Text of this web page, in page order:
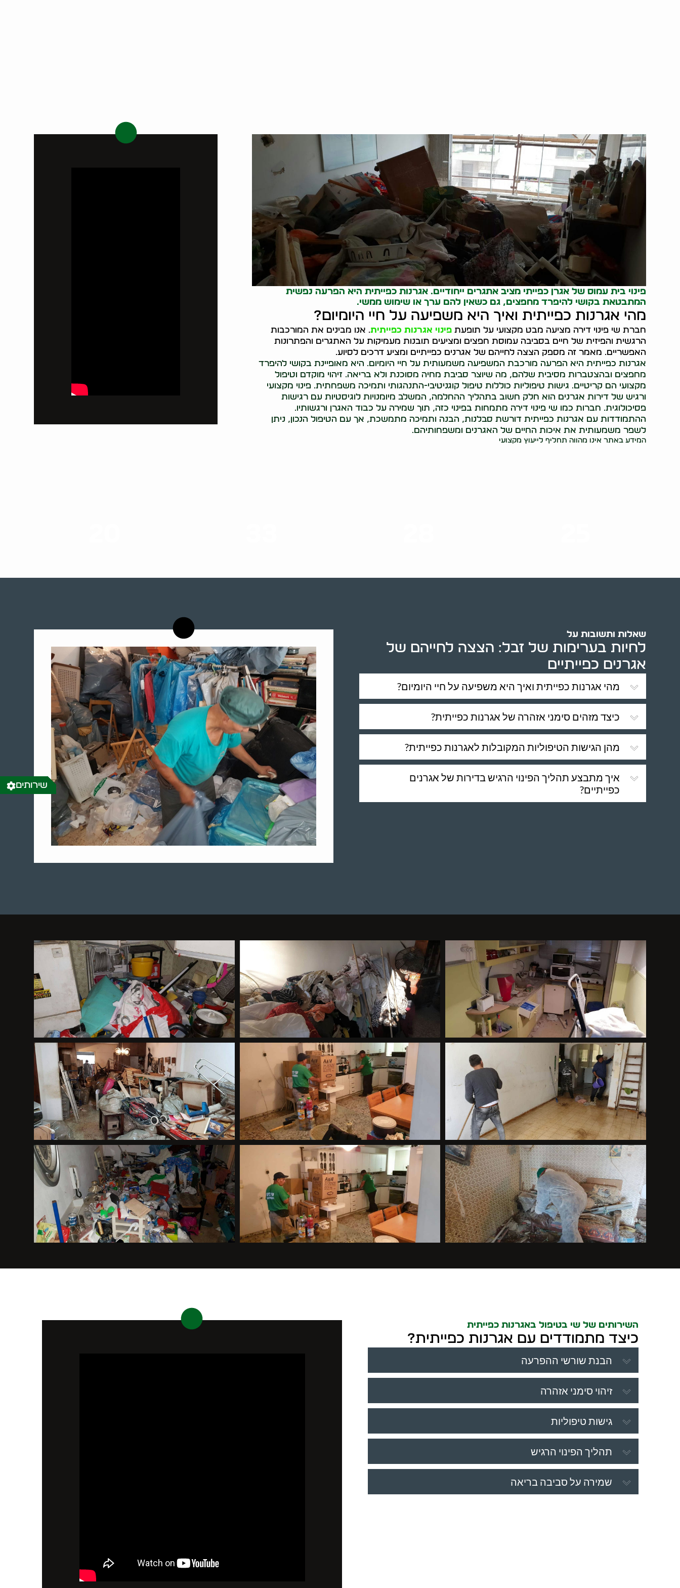
פינוי בית עמוס של אגרן כפייתי מציב אתגרים ייחודיים. אגרנות כפייתית היא הפרעה נפשית
המתבטאת בקושי להיפרד מחפצים, גם כשאין להם ערך או שימוש ממשי.
מהי אגרנות כפייתית ואיך היא משפיעה על חיי היומיום?
חברת שי פינוי דירה מציעה מבט מקצועי על תופעתפינוי אגרנות כפייתית. אנו מבינים את המורכבות
הרגשית והפיזית של חיים בסביבה עמוסת חפצים ומציעים תובנות מעמיקות על האתגרים והפתרונות
האפשריים. מאמר זה מספק הצצה לחייהם של אגרנים כפייתיים ומציע דרכים לסיוע.
אגרנות כפייתית היא הפרעה מורכבת המשפיעה משמעותית על חיי היומיום. היא מאופיינת בקושי להיפרד
מחפצים ובהצטברות מסיבית שלהם, מה שיוצר סביבת מחיה מסוכנת ולא בריאה. זיהוי מוקדם וטיפול
מקצועי הם קריטיים. גישות טיפוליות כוללות טיפול קוגניטיבי-התנהגותי ותמיכה משפחתית. פינוי מקצועי
ורגיש של דירות אגרנים הוא חלק חשוב בתהליך ההחלמה, המשלב מיומנויות לוגיסטיות עם רגישות
פסיכולוגית. חברות כמו שי פינוי דירה מתמחות בפינוי כזה, תוך שמירה על כבוד האגרן ורגשותיו.
ההתמודדות עם אגרנות כפייתית דורשת סבלנות, הבנה ותמיכה מתמשכת, אך עם הטיפול הנכון, ניתן
לשפר משמעותית את איכות החיים של האגרנים ומשפחותיהם.
המידע באתר אינו מהווה תחליף לייעוץ מקצועי
שאלות ותשובות על
לחיות בערימות של זבל: הצצה לחייהם של
אגרנים כפייתיים
מהי אגרנות כפייתית ואיך היא משפיעה על חיי היומיום?
כיצד מזהים סימני אזהרה של אגרנות כפייתית?
מהן הגישות הטיפוליות המקובלות לאגרנות כפייתית?
איך מתבצע תהליך הפינוי הרגיש בדירות של אגרנים
כפייתיים?
השירותים של שי בטיפול באגרנות כפייתית
כיצד מתמודדים עם אגרנות כפייתית?
הבנת שורשי ההפרעה
זיהוי סימני אזהרה
גישות טיפוליות
תהליך הפינוי הרגיש
שמירה על סביבה בריאה
שירותים